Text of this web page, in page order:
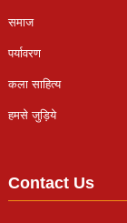
समाज
पर्यावरण
कला साहित्य
हमसे जुड़िये
Contact Us